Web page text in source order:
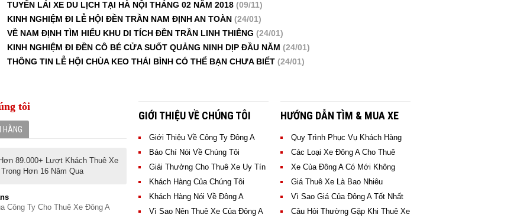
TUYỂN LÁI XE DU LỊCH TẠI HÀ NỘI THÁNG 02 NĂM 2018 (09/11)
KINH NGHIỆM ĐI LỄ HỘI ĐỀN TRẦN NAM ĐỊNH AN TOÀN (24/01)
VỀ NAM ĐỊNH TÌM HIỂU KHU DI TÍCH ĐỀN TRẦN LINH THIÊNG (24/01)
KINH NGHIỆM ĐI ĐỀN CÔ BÉ CỬA SUỐT QUẢNG NINH DỊP ĐẦU NĂM (24/01)
THÔNG TIN LỄ HỘI CHÙA KEO THÁI BÌNH CÓ THỂ BẠN CHƯA BIẾT (24/01)
tôi
HÀNG
89.000+ Lượt Khách Thuê Xe
Hơn 16 Năm Qua
Công Ty Cho Thuê Xe Đông A
GIỚI THIỆU VỀ CHÚNG TÔI
Giới Thiệu Về Công Ty Đông A
Báo Chí Nói Về Chúng Tôi
Giải Thưởng Cho Thuê Xe Uy Tín
Khách Hàng Của Chúng Tôi
Khách Hàng Nói Về Đông A
Vì Sao Nên Thuê Xe Của Đông A
HƯỚNG DẪN TÌM & MUA XE
Quy Trình Phục Vụ Khách Hàng
Các Loại Xe Đông A Cho Thuê
Xe Của Đông A Có Mới Không
Giá Thuê Xe Là Bao Nhiêu
Vì Sao Giá Của Đông A Tốt Nhất
Câu Hỏi Thường Gặp Khi Thuê Xe